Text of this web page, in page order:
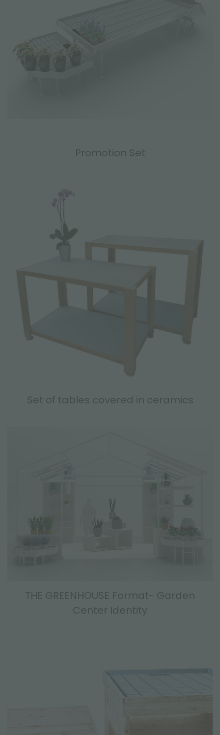
Promotion Set
Set of tables covered in ceramics
THE GREENHOUSE Format- Garden
Center Identity